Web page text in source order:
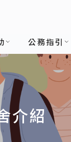
公務指引
介紹